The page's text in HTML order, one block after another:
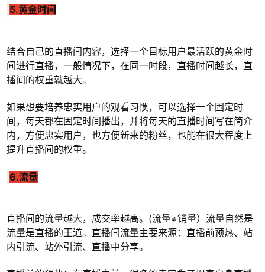
5.黄金时间
结合自己的直播间内容，选择一个目标用户最活跃的黄金时
间进行直播，一般情况下，在同一时段，直播时间越长，直
播间的权重就越大。
如果想要培养忠实用户的观看习惯，可以选择一个固定时
间，每天都在固定时间播出，并将每天的直播时间写在简介
内，方便忠实用户，也方便新来的粉丝，也能在很大程度上
提升直播间的权重。
6.流量
直播间的流量越大，成交率越高。(流量≠销量）流量自然是
流量是直播的王道。直播间流量主要来源：直播前预热、站
内引流、站外引流、直播中分享。